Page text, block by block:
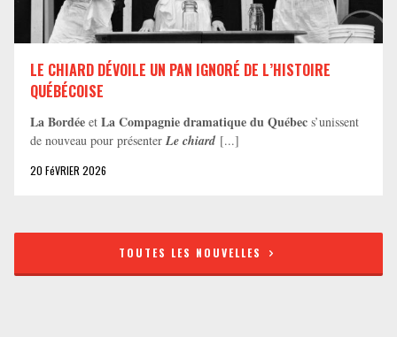
LE CHIARD DÉVOILE UN PAN IGNORÉ DE L’HISTOIRE
QUÉBÉCOISE
La Bordée et La Compagnie dramatique du Québec s’unissent
de nouveau pour présenter Le chiard [...]
20 FéVRIER 2026
TOUTES LES NOUVELLES